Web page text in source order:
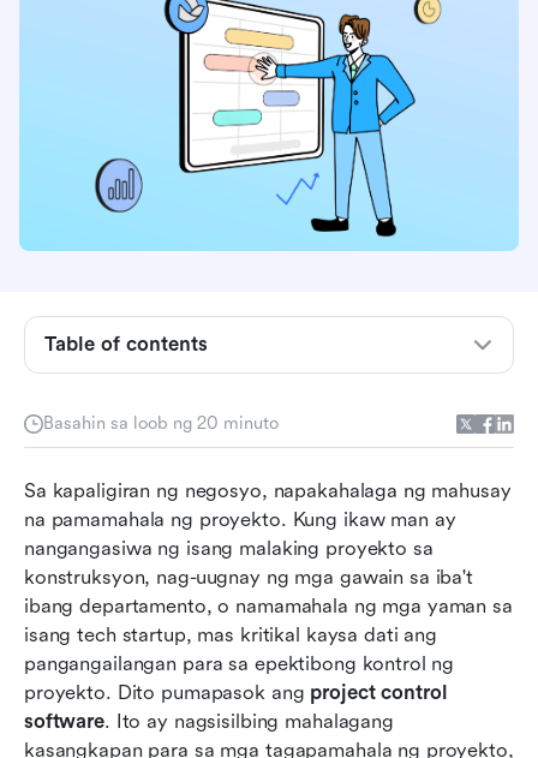
Basahin sa loob ng 20 minuto
Sa kapaligiran ng negosyo, napakahalaga ng mahusay
na pamamahala ng proyekto. Kung ikaw man ay
nangangasiwa ng isang malaking proyekto sa
konstruksyon, nag-uugnay ng mga gawain sa iba't
ibang departamento, o namamahala ng mga yaman sa
isang tech startup, mas kritikal kaysa dati ang
pangangailangan para sa epektibong kontrol ng
proyekto. Dito pumapasok ang project control
software. Ito ay nagsisilbing mahalagang
kasangkapan para sa mga tagapamahala ng proyekto,
Table of contents
Ano ang project controls software?
kontrol ng proyekto
Bakit mahalaga ang epektibong kontrol sa
proyekto?
Pangkalahatang-ideya ng software para sa
kontrol ng proyekto
Gamit ang Lark para sa epektibong kontrol ng
proyekto